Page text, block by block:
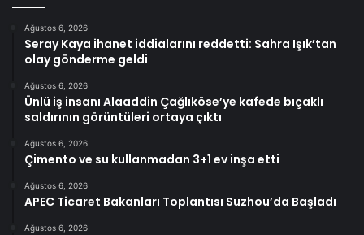
Ağustos 6, 2026
Seray Kaya ihanet iddialarını reddetti: Sahra Işık’tan
olay gönderme geldi
Ağustos 6, 2026
Ünlü iş insanı Alaaddin Çağlıköse’ye kafede bıçaklı
saldırının görüntüleri ortaya çıktı
Ağustos 6, 2026
Çimento ve su kullanmadan 3+1 ev inşa etti
Ağustos 6, 2026
APEC Ticaret Bakanları Toplantısı Suzhou’da Başladı
Ağustos 6, 2026